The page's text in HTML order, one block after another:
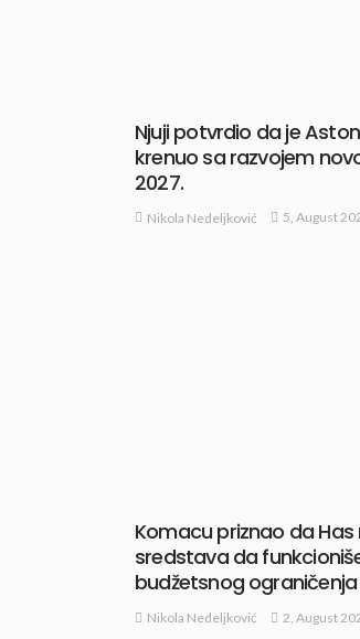
Njuji potvrdio da je
krenuo sa razvojem
2027.
Nikola Nedeljković 5, August
Komacu priznao da
sredstava da
budžetsnog ograničenja
Nikola Nedeljković 2, August